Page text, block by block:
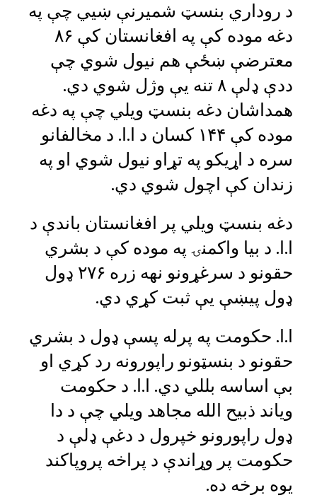
د روداري بنسټ شمیرنې ښيي چې په
دغه موده کې په افغانستان کې ۸۶
معترضې ښځې هم نیول شوي چې
ددې ډلې ۸ تنه یې وژل شوي دي.
همداشان دغه بنسټ ویلي چې په دغه
موده کې ۱۴۴ کسان د ا.ا. د مخالفانو
سره د اړیکو په تړاو نیول شوي او په
زندان کې اچول شوي دي.
دغه بنسټ ویلي پر افغانستان باندې د
ا.ا. د بیا واکمنۍ په موده کې د بشري
حقونو د سرغړونو نهه زره ۲۷۶ ډول
ډول پیښې یې ثبت کړي دي.
ا.ا. حکومت په پرله پسې ډول د بشري
حقونو د بنسټونو راپورونه رد کړي او
بې اساسه بللي دي. ا.ا. د حکومت
ویاند ذبیح الله مجاهد ویلي چې د دا
ډول راپورونو خپرول د دغې ډلې د
حکومت پر وړاندې د پراخه پروپاکند
یوه برخه ده.